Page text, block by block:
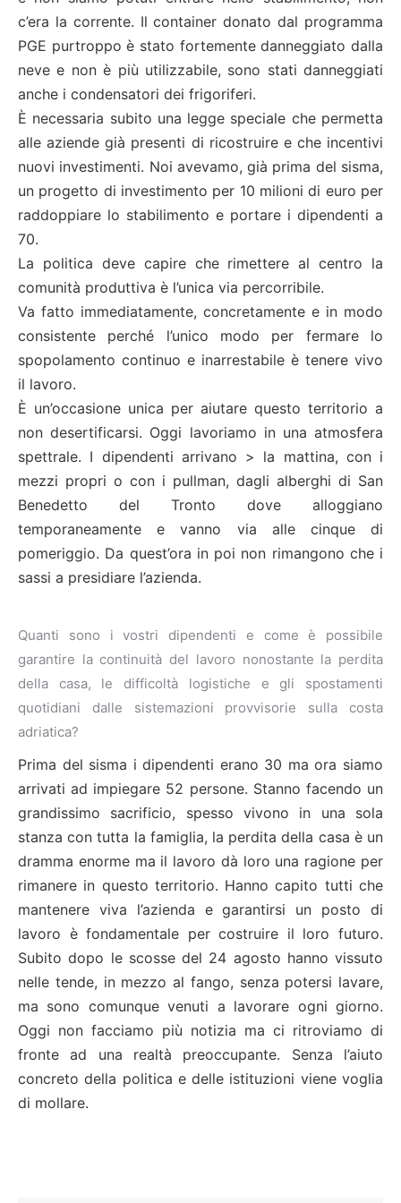
c’era la corrente. Il container donato dal programma
PGE purtroppo è stato fortemente danneggiato dalla
neve e non è più utilizzabile, sono stati danneggiati
anche i condensatori dei frigoriferi.
È necessaria subito una legge speciale che permetta
alle aziende già presenti di ricostruire e che incentivi
nuovi investimenti. Noi avevamo, già prima del sisma,
un progetto di investimento per 10 milioni di euro per
raddoppiare lo stabilimento e portare i dipendenti a
70.
La politica deve capire che rimettere al centro la
comunità produttiva è l’unica via percorribile.
Va fatto immediatamente, concretamente e in modo
consistente perché l’unico modo per fermare lo
spopolamento continuo e inarrestabile è tenere vivo
il lavoro.
È un’occasione unica per aiutare questo territorio a
non desertificarsi. Oggi lavoriamo in una atmosfera
spettrale. I dipendenti arrivano > la mattina, con i
mezzi propri o con i pullman, dagli alberghi di San
Benedetto del Tronto dove alloggiano
temporaneamente e vanno via alle cinque di
pomeriggio. Da quest’ora in poi non rimangono che i
sassi a presidiare l’azienda.
Quanti sono i vostri dipendenti e come è possibile
garantire la continuità del lavoro nonostante la perdita
della casa, le difficoltà logistiche e gli spostamenti
quotidiani dalle sistemazioni provvisorie sulla costa
adriatica?
Prima del sisma i dipendenti erano 30 ma ora siamo
arrivati ad impiegare 52 persone. Stanno facendo un
grandissimo sacrificio, spesso vivono in una sola
stanza con tutta la famiglia, la perdita della casa è un
dramma enorme ma il lavoro dà loro una ragione per
rimanere in questo territorio. Hanno capito tutti che
mantenere viva l’azienda e garantirsi un posto di
lavoro è fondamentale per costruire il loro futuro.
Subito dopo le scosse del 24 agosto hanno vissuto
nelle tende, in mezzo al fango, senza potersi lavare,
ma sono comunque venuti a lavorare ogni giorno.
Oggi non facciamo più notizia ma ci ritroviamo di
fronte ad una realtà preoccupante. Senza l’aiuto
concreto della politica e delle istituzioni viene voglia
di mollare.